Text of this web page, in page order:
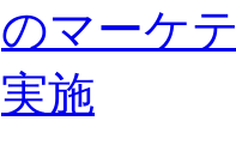
のマーケ
実施